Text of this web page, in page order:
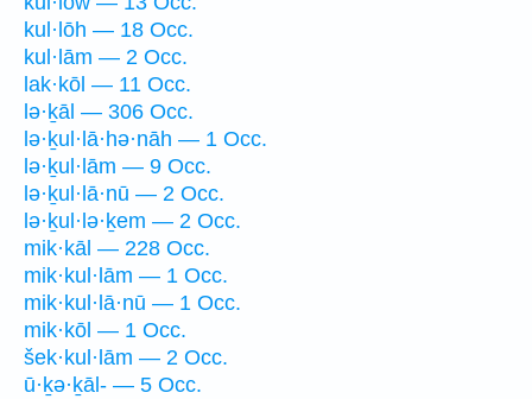
kul·lōh — 18 Occ.
kul·lām — 2 Occ.
lak·kōl — 11 Occ.
lə·ḵāl — 306 Occ.
lə·ḵul·lā·hə·nāh — 1 Occ.
lə·ḵul·lām — 9 Occ.
lə·ḵul·lā·nū — 2 Occ.
lə·ḵul·lə·ḵem — 2 Occ.
mik·kāl — 228 Occ.
mik·kul·lām — 1 Occ.
mik·kul·lā·nū — 1 Occ.
mik·kōl — 1 Occ.
šek·kul·lām — 2 Occ.
ū·ḵə·ḵāl- — 5 Occ.